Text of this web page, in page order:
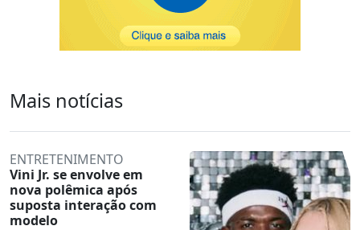
Mais notícias
ENTRETENIMENTO
Vini Jr. se envolve em
nova polêmica após
suposta interação com
modelo